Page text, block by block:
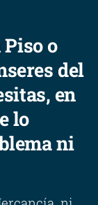
o
del
en
lo
ni